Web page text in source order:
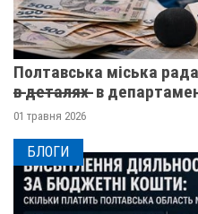
Полтавська міська
в̶ ̶д̶е̶т̶а̶л̶я̶х̶ ̶ в
01 травня 2026
БЛОГИ